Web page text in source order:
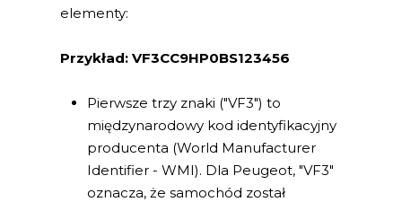
elementy:
Przykład: VF3CC9HP0BS123456
Pierwsze trzy znaki ("VF3") to
międzynarodowy kod identyfikacyjny
producenta (World Manufacturer
Identifier - WMI). Dla Peugeot, "VF3"
oznacza, że samochód został